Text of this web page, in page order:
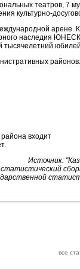
театров, 7
культурно-
арене.
наследия
тысячелетний
районов:
района входит
"Казань
все